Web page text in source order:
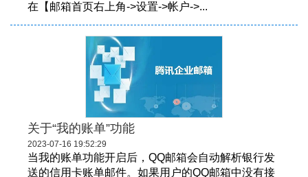
在【邮箱首页右上角->设置->帐户->...
关于“我的账单”功能
2023-07-16 19:52:29
当我的账单功能开启后，QQ邮箱会自动解析银行发
送的信用卡账单邮件。如果用户的QQ邮箱中没有接